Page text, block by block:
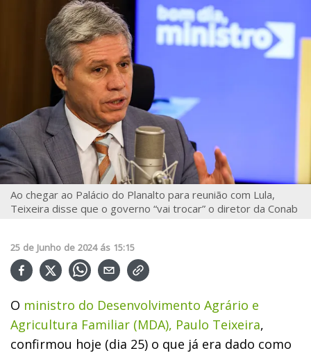
Ao chegar ao Palácio do Planalto para reunião com Lula,
Teixeira disse que o governo “vai trocar” o diretor da Conab
25 de Junho de 2024 ás 15:15
O ministro do Desenvolvimento Agrário e
Agricultura Familiar (MDA), Paulo Teixeira,
confirmou hoje (dia 25) o que já era dado como